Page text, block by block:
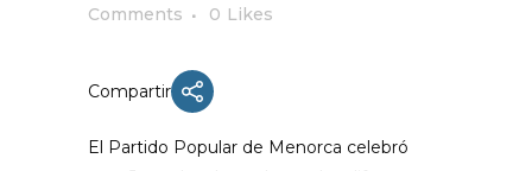
Comments
0 Likes
Compartir
El Partido Popular de Menorca celebró